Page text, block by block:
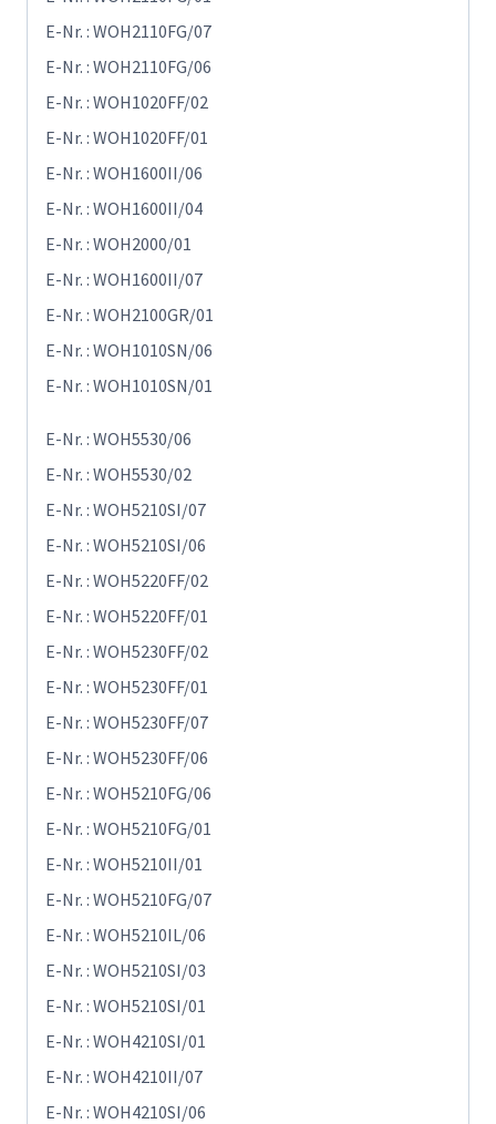
E-Nr. : WOH2110FG/07
E-Nr. : WOH2110FG/06
E-Nr. : WOH1020FF/02
E-Nr. : WOH1020FF/01
E-Nr. : WOH1600II/06
E-Nr. : WOH1600II/04
E-Nr. : WOH2000/01
E-Nr. : WOH1600II/07
E-Nr. : WOH2100GR/01
E-Nr. : WOH1010SN/06
E-Nr. : WOH1010SN/01
E-Nr. : WOH5530/06
E-Nr. : WOH5530/02
E-Nr. : WOH5210SI/07
E-Nr. : WOH5210SI/06
E-Nr. : WOH5220FF/02
E-Nr. : WOH5220FF/01
E-Nr. : WOH5230FF/02
E-Nr. : WOH5230FF/01
E-Nr. : WOH5230FF/07
E-Nr. : WOH5230FF/06
E-Nr. : WOH5210FG/06
E-Nr. : WOH5210FG/01
E-Nr. : WOH5210II/01
E-Nr. : WOH5210FG/07
E-Nr. : WOH5210IL/06
E-Nr. : WOH5210SI/03
E-Nr. : WOH5210SI/01
E-Nr. : WOH4210SI/01
E-Nr. : WOH4210II/07
E-Nr. : WOH4210SI/06